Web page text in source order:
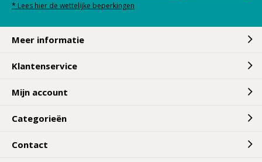
* Lees hier de wettelijke beperkingen
Meer informatie
Klantenservice
Mijn account
Categorieën
Contact